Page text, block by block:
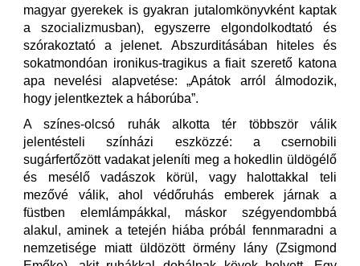
magyar gyerekek is gyakran jutalomkönyvként kaptak
a szocializmusban), egyszerre elgondolkodtató és
szórakoztató a jelenet. Abszurditásában hiteles és
sokatmondóan ironikus-tragikus a fiait szerető katona
apa nevelési alapvetése: „Apátok arról álmodozik,
hogy jelentkeztek a háborúba”.
A színes-olcsó ruhák alkotta tér többször válik
jelentésteli színházi eszközzé: a csernobili
sugárfertőzött vadakat jeleníti meg a hokedlin üldögélő
és mesélő vadászok körül, vagy halottakkal teli
mezővé válik, ahol védőruhás emberek járnak a
füstben elemlámpákkal, máskor szégyendombbá
alakul, aminek a tetején hiába próbál fennmaradni a
nemzetisége miatt üldözött örmény lány (Zsigmond